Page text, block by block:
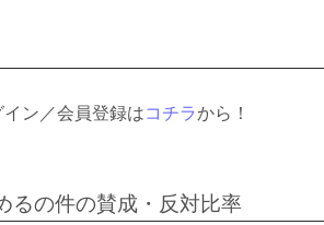
ン／会員登録はコチラから！
るの件の賛成・反対比率